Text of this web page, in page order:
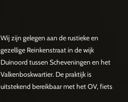
Wij zijn gelegen aan de rustieke en
gezellige Reinkenstraat in de wijk
Duinoord tussen Scheveningen en het
Valkenboskwartier. De praktijk is
uitstekend bereikbaar met het OV, fiets